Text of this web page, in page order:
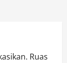
Ruas